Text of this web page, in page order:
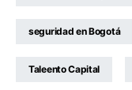
seguridad en Bogotá
Taleento Capital